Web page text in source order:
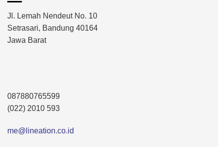
Jl. Lemah Nendeut No. 10
Setrasari, Bandung 40164
Jawa Barat
087880765599
(022) 2010 593
me@lineation.co.id